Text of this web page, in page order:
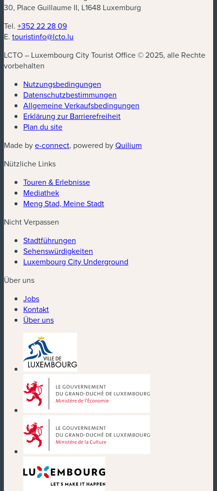
30, Place Guillaume II, L1648 Luxemburg
Tel. +352 22 28 09
E. touristinfo@lcto.lu
LCTO – Luxembourg City Tourist Office © 2025, alle Rechte
vorbehalten
Nutzungsbedingungen
Datenschutzbestimmungen
Allgemeine Verkaufsbedingungen
Erklärung zur Barrierefreiheit
Plan du site
Made bye-connect(neues Fenster)
, powered byQuilium
Nützliche Links
Touren & Erlebnisse
Mediathek
Meng Stad, Meine Stadt
Nicht Verpassen
Stadtführungen
Sehenswürdigkeiten
Luxembourg City Underground
Über uns
Jobs
Kontakt
Über uns